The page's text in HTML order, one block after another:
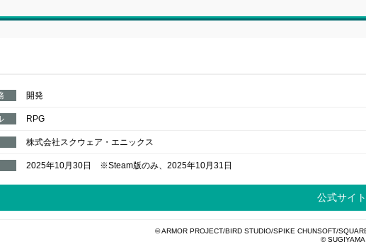
開発
RPG
株式会社スクウェア・エニックス
2025年10月30日 ※Steam版のみ、2025年10月31日
公式サイト
© ARMOR PROJECT/BIRD STUDIO/SPIKE CHUNSOFT/
©